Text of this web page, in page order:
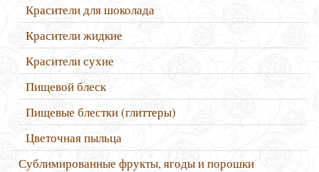
Красители для шоколада
Красители жидкие
Красители сухие
Пищевой блеск
Пищевые блестки (глиттеры)
Цветочная пыльца
Сублимированные фрукты, ягоды и порошки